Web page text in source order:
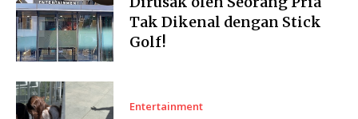
Tak Dikenal dengan Stick
Golf!
Entertainment